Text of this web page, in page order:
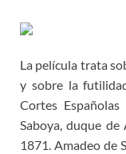
La película trata
y sobre la
Cortes
Saboya, duque de
1871. Amadeo de